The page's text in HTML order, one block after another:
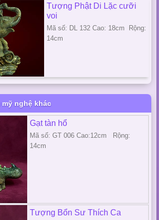
Tượng Phật Di Lặc cưỡi
voi
Mã số: DL 132 Cao: 18cm Rộng:
14cm
nghệ khác
Gạt tàn hổ
Mã số: GT 006 Cao:12cm Rộng:
14cm
Tượng Bổn Sư Thích Ca